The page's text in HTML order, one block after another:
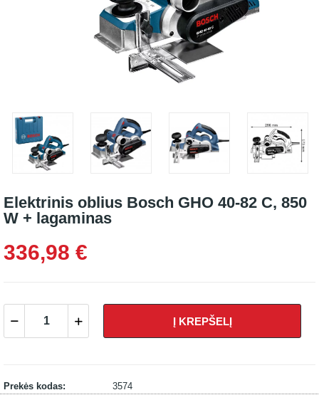
Elektrinis oblius Bosch GHO 40-82 C, 850
W + lagaminas
336,98 €
Į KREPŠELĮ
Prekės kodas:
3574